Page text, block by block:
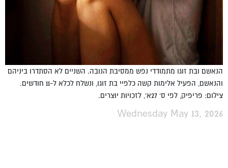
הנאשם ובת זוגו מתמודדי נפש ממסיבת הנובה. השניים לא הסתדרו ביניהם
והנאשם, הפעיל אלימות קשה כלפיי בת זוגו, ונשלח לכלא ל-11 חודשים.
צילום: פריפיק, לפי ס' 27א', לזכויות יוצרים.
Wednesday May 13, 2026